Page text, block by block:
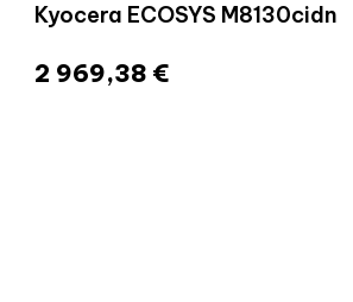
Kyocera ECOSYS M8130cidn
2 969,38 €